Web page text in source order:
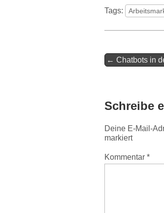
Tags:
Artikel-
Navigation
← Chatbots in
Schreibe
Deine E-Mail-
markiert
Kommentar *